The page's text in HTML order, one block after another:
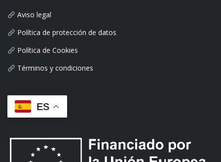
Aviso legal
Política de protección de datos
Política de Cookies
Términos y condiciones
ES